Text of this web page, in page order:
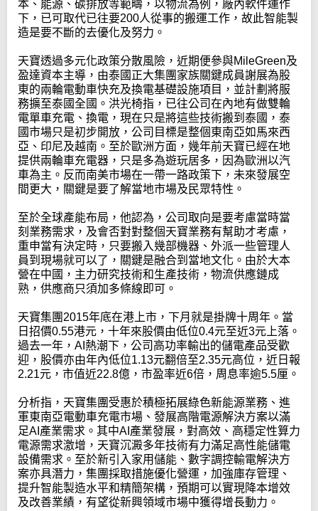
本、能源、碳排放等範疇，以物流為例，廠內軟件運作
下，已可取代已往要200人從事的搬運工作，故此智能製
造是要不斷的去優化及努力。
天寶透過多元化政策分散風險，近期便參與MileGreen及
盈達資本主導，由泰國正大集團家族關鍵成員謝展為股
東的兩輪電動車快充及換電基礎設施項目，並計劃將服
務擴至泰國全國。洪光椅指，已往公司在內地有做雙輪
電單車充電、換電，現在只是將這些技術搬到泰國，泰
國市場只是初步開放，公司目標是整個東南亞如馬來西
亞、印尼及越南。至於歐洲方面，幾年前天寶已經在地
提供兩輪車充電器，只是多為遊玩居多，因為歐洲以汽
車為主。反而南美市場在一帶一路政策下，未來發展空
間更大，關鍵是要了解當地市場及民眾特性。
至於全球產能布局，他認為，公司取向是要考慮當時當
刻業務需求，及會否對對整個天寶業務有幫助才考慮，
重申當有決定時，只要搬入幾部機器、外派一些管理人
員到現場就可以了，關鍵是融合到當地文化。由於大本
營在中國，主力研究技術和生產技術，物流供應鏈成
熟，供應商只須加多條線即可。
天寶集團2015年底在港上市，下月就是掛牌十周年。當
日招價0.55港元，十年來股價由低位0.4元至近3元上落。
過去一年，AI熱潮下，公司高功率輸出的儲電產品受歡
迎，股價亦由年內低位1.13元翻倍至2.35元高位，近日報
2.21元，市值近22.8億，市盈率近6倍，周息率逾5.5厘。
分析指，天寶集團受惠於積極拓展綠色新能源業務、進
軍東南亞電動車充電市場、發展高階電源解決方案以滿
足AI產業需求。其中AI產業發展，對高效、高穩定性算力
電源需求激增，天寶沉澱多年技術有力滿足高性能儲電
設備需求。至於新引入家用儲能、數字調控輸電解決方
案亦具潛力，集團採取措施優化營運，加強庫存管理、
提升智能製造水平和精簡架構，預期可以實現降本增效
及改善業績，有望從新興領域市場中獲得增長動力。